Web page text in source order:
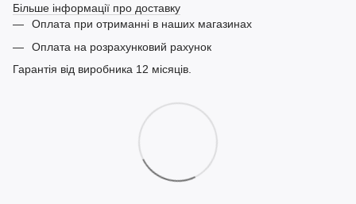
Більше інформації про доставку
Оплата при отриманні в наших магазинах
Оплата на розрахунковий рахунок
Гарантія від виробника 12 місяців.